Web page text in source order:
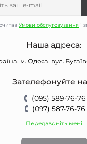
Умови обслуговування і
Наша адреса:
м. Одеса, вул.
Зателефонуйте
(095) 589-76-76
(097) 587-76-76
Передзвоніть мені